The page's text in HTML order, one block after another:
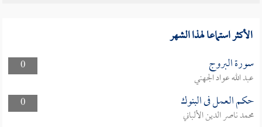
الأكثر استماعا لهذا الشهر
0 سورة البروج
عبد الله عواد الجهني
0
حكم العمل فى البنوك
محمد ناصر الدين الألباني